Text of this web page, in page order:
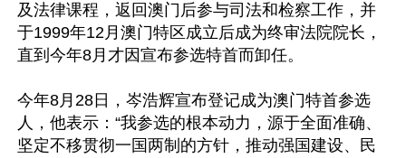
及法律课程，返回澳门后参与司法和检察工作，并
于1999年12月澳门特区成立后成为终审法院院长，
直到今年8月才因宣布参选特首而卸任。
今年8月28日，岑浩辉宣布登记成为澳门特首参选
人，他表示：“我参选的根本动力，源于全面准确、
坚定不移贯彻一国两制的方针，推动强国建设、民